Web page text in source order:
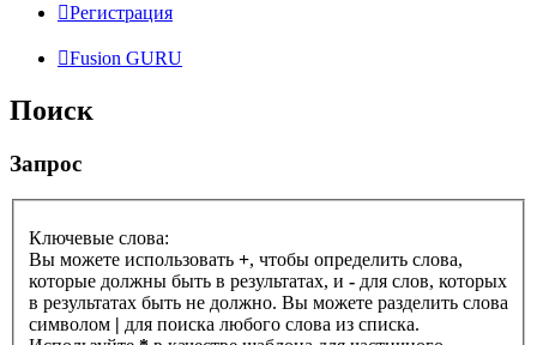
Регистрация
Fusion GURU
Поиск
Запрос
Ключевые слова:
Вы можете использовать +, чтобы определить слова,
которые должны быть в результатах, и - для слов, которых
в результатах быть не должно. Вы можете разделить слова
символом | для поиска любого слова из списка.